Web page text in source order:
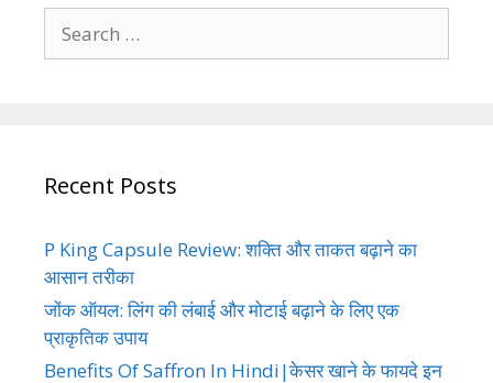
for:
Recent Posts
P King Capsule Review: शक्ति और ताकत बढ़ाने का
आसान तरीका
जोंक ऑयल: लिंग की लंबाई और मोटाई बढ़ाने के लिए एक
प्राकृतिक उपाय
Benefits Of Saffron In Hindi|केसर खाने के फायदे इन